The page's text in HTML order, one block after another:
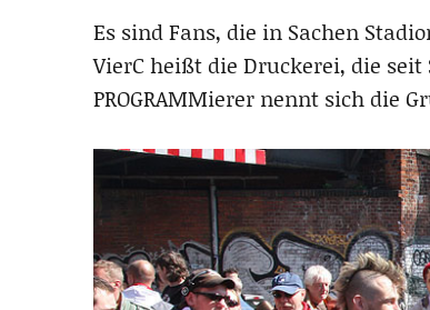
Es sind Fans, die in Sachen
VierC heißt die Druckerei, die
PROGRAMMierer nennt sich die